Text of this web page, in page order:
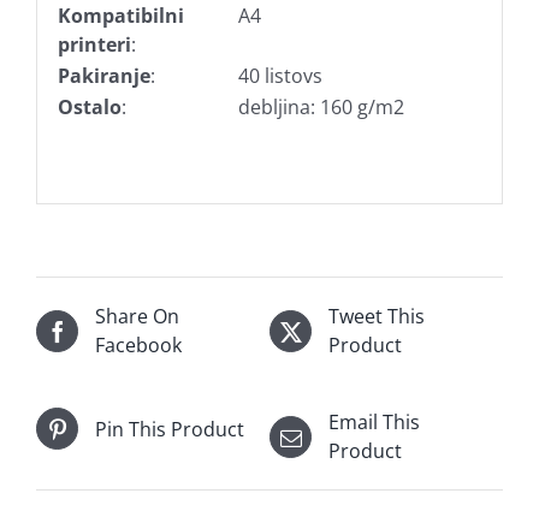
Kompatibilni
printeri:
A4
Pakiranje:
40 listovs
Ostalo: debljina: 160 g/m2
Share On
Facebook
Tweet This
Product
Pin This Product
Email This
Product